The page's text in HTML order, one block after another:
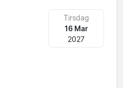
Tirsdag
16 Mar
2027